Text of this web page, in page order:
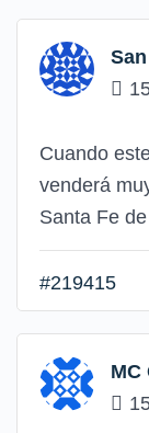
Cuando
venderá
Santa Fe
#219415
MC